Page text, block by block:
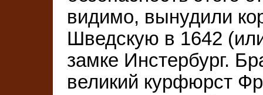
видимо, вынудили
Шведскую в 1642
замке Инстербург.
великий курфюрст